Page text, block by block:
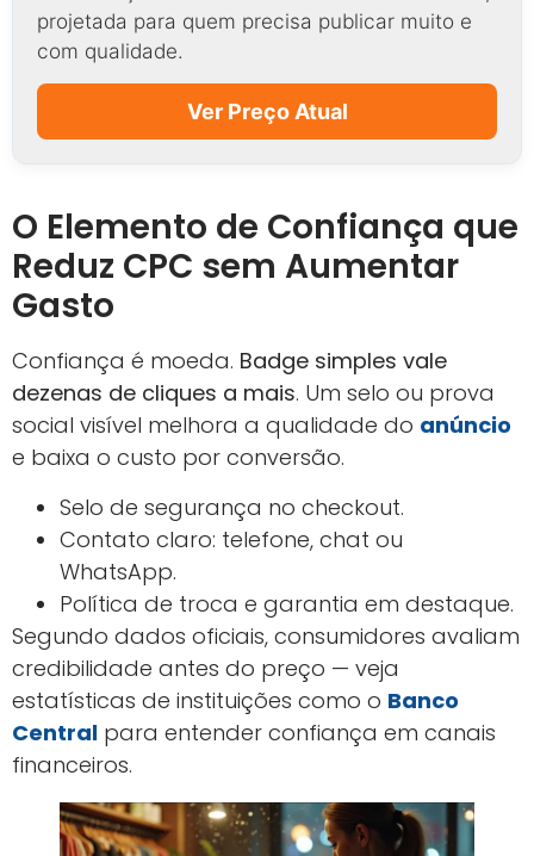
projetada para quem precisa publicar muito e
com qualidade.
Ver Preço Atual
O Elemento de Confiança que
Reduz CPC sem Aumentar
Gasto
Confiança é moeda. Badge simples vale
dezenas de cliques a mais. Um selo ou prova
social visível melhora a qualidade do anúncio
e baixa o custo por conversão.
Selo de segurança no checkout.
Contato claro: telefone, chat ou
WhatsApp.
Política de troca e garantia em destaque.
Segundo dados oficiais, consumidores avaliam
credibilidade antes do preço — veja
estatísticas de instituições como o Banco
Central para entender confiança em canais
financeiros.